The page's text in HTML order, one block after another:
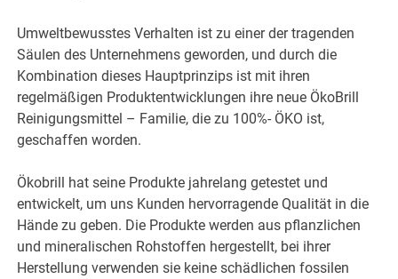
Umweltbewusstes Verhalten ist zu einer der tragenden
Säulen des Unternehmens geworden, und durch die
Kombination dieses Hauptprinzips ist mit ihren
regelmäßigen Produktentwicklungen ihre neue ÖkoBrill
Reinigungsmittel – Familie, die zu 100%- ÖKO ist,
geschaffen worden.
Ökobrill hat seine Produkte jahrelang getestet und
entwickelt, um uns Kunden hervorragende Qualität in die
Hände zu geben. Die Produkte werden aus pflanzlichen
und mineralischen Rohstoffen hergestellt, bei ihrer
Herstellung verwenden sie keine schädlichen fossilen